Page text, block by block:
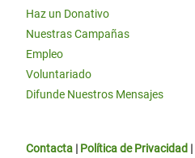
Haz un Donativo
Nuestras Campañas
Empleo
Voluntariado
Difunde Nuestros Mensajes
Contacta | Política de Privacidad |